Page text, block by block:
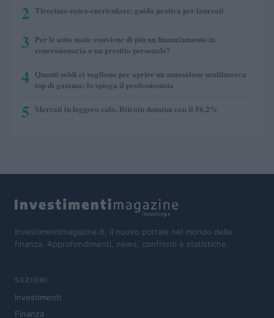
2 Tirocinio extra-curriculare: guida pratica per laureati
3 Per le auto usate conviene di più un finanziamento in
concessionaria o un prestito personale?
4 Quanti soldi ci vogliono per aprire un autosalone multimarca
top di gamma: lo spiega il professionista
5 Mercati in leggero calo, Bitcoin domina con il 56,2%
Investimentimagazine.it, il nuovo portale nel mondo della
finanza. Approfondimenti, news, confronti e statistiche.
SEZIONI
Investimenti
Finanza